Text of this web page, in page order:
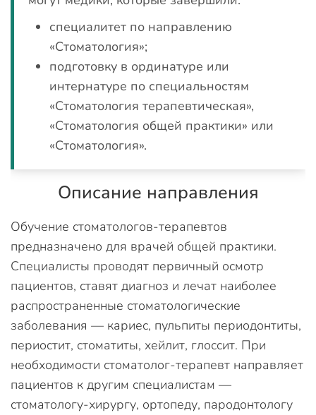
специалитет по направлению
«Стоматология»;
подготовку в ординатуре или
интернатуре по специальностям
«Стоматология терапевтическая»,
«Стоматология общей практики» или
«Стоматология».
Описание направления
Обучение стоматологов-терапевтов
предназначено для врачей общей практики.
Специалисты проводят первичный осмотр
пациентов, ставят диагноз и лечат наиболее
распространенные стоматологические
заболевания — кариес, пульпиты периодонтиты,
периостит, стоматиты, хейлит, глоссит. При
необходимости стоматолог-терапевт направляет
пациентов к другим специалистам —
стоматологу-хирургу, ортопеду, пародонтологу